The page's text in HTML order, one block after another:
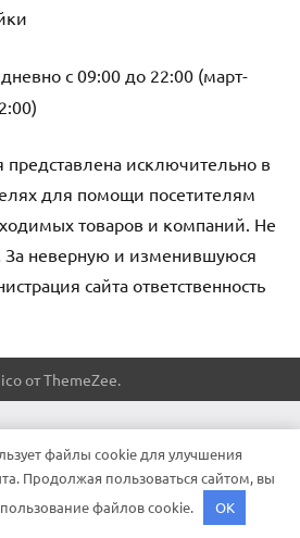
с 09:00 до 22:00 (март-
исключительно в
для помощи посетителям
товаров и компаний. Не
За неверную и изменившуюся
сайта ответственность
от ThemeZee.
файлы cookie для улучшения
Продолжая пользоваться сайтом, вы
файлов cookie.
OK